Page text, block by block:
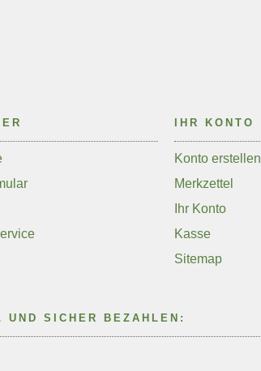
IHR KONTO
Konto erstellen
Merkzettel
Ihr Konto
Kasse
Sitemap
UND SICHER BEZAHLEN: